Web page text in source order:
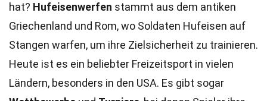
hat? Hufeisenwerfen stammt aus dem antiken
Griechenland und Rom, wo Soldaten Hufeisen auf
Stangen warfen, um ihre Zielsicherheit zu trainieren.
Heute ist es ein beliebter Freizeitsport in vielen
Ländern, besonders in den USA. Es gibt sogar